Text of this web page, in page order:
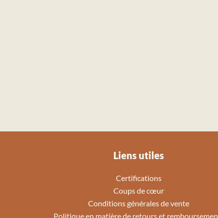
Liens utiles
Certifications
Coups de cœur
Conditions générales de vente
Politique en matière de retours et